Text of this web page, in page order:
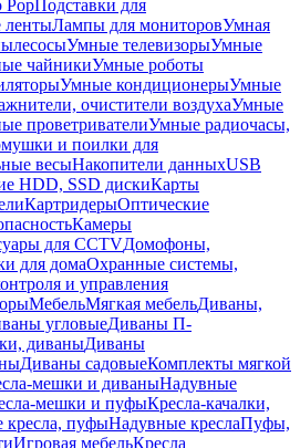
PopПодставки для
лентыЛампы для мониторовУмная
Умные телевизорыУмные
чайникиУмные роботы
Умные кондиционерыУмные
очистители воздухаУмные
проветривателиУмные радиочасы,
и поилки для
весыНакопители данныхUSB
HDD, SSD дискиКарты
КартридерыОптические
Камеры
для CCTVДомофоны,
для домаОхранные системы,
и управления
МебельМягкая мебельДиваны,
угловыеДиваны П-
диваныДиваны
Диваны садовыеКомплекты мягкой
мешки и диваныНадувные
мешки и пуфыКресла-качалки,
кресла, пуфыНадувные креслаПуфы,
Игровая мебельКресла